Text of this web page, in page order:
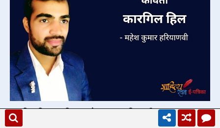
कारगिल हिल - कविता - महेश कुमार हरियाणवी